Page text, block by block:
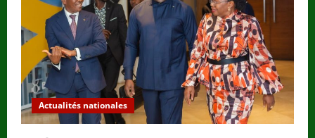
Actualités nationales